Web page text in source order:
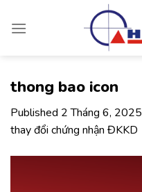
thong bao icon
Published 2 Tháng 6, 2025
thay đổi chứng nhận ĐKKD